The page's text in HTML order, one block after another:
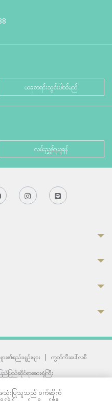
ယခုစာရင်းသွင်းပါဝင်မည်
လမ်းညွှန်ရယူရန်
း၏စည်းမျဉ်းများ |
ကွတ်ကီးပေါ်လစီ
ပြည်ဆိုင်ရာဆေးရုံကြီး
အသုံးပြုသူသည် ဝက်ဆိုက်